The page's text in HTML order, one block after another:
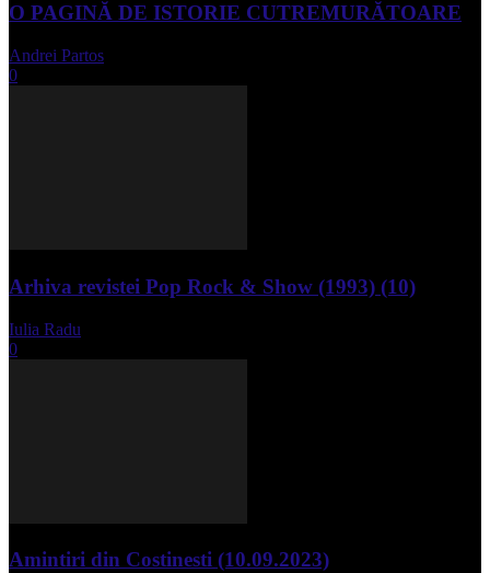
O PAGINĂ DE ISTORIE CUTREMURĂTOARE
Andrei Partos
0
Arhiva revistei Pop Rock & Show (1993) (10)
Iulia Radu
0
Amintiri din Costinesti (10.09.2023)